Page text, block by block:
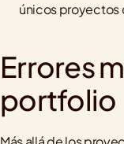
únicos proyectos
Errores
portfolio